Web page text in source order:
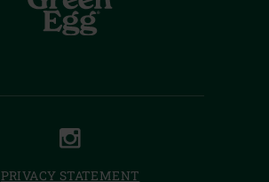
PRIVACY STATEMENT